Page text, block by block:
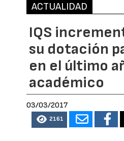
ACTUALIDAD
IQS
su dotación
en el último
académico
03/03/2017
2161